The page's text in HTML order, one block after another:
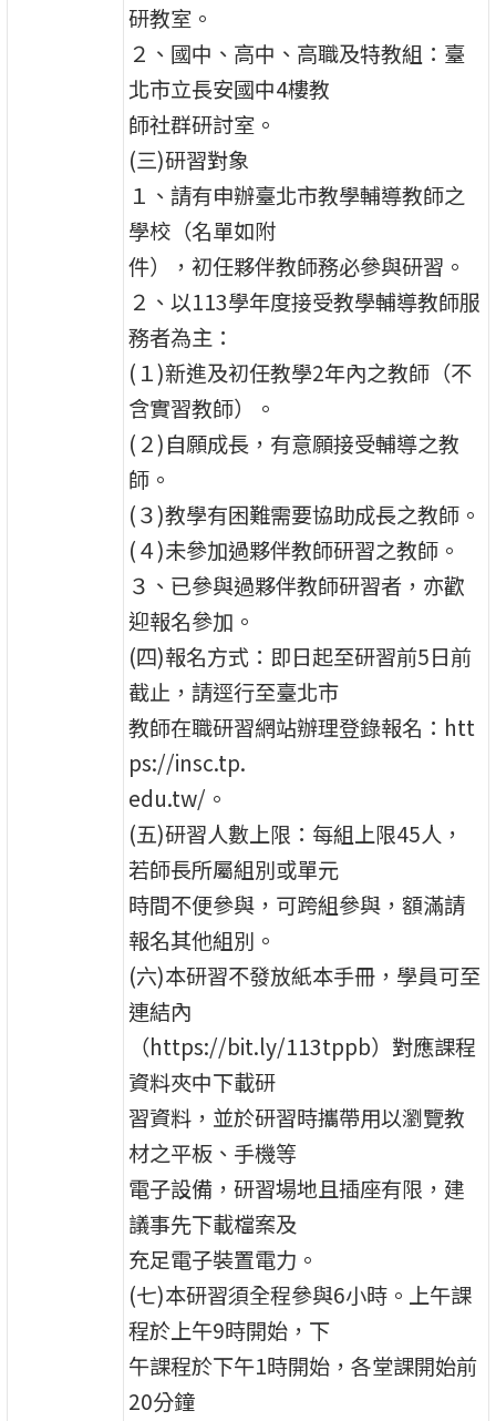
研教室。
２、國中、高中、高職及特教組：臺
北市立長安國中4樓教
師社群研討室。
(三)研習對象
１、請有申辦臺北市教學輔導教師之
學校（名單如附
件），初任夥伴教師務必參與研習。
２、以113學年度接受教學輔導教師服
務者為主：
(１)新進及初任教學2年內之教師（不
含實習教師）。
(２)自願成長，有意願接受輔導之教
師。
(３)教學有困難需要協助成長之教師。
(４)未參加過夥伴教師研習之教師。
３、已參與過夥伴教師研習者，亦歡
迎報名參加。
(四)報名方式：即日起至研習前5日前
截止，請逕行至臺北市
教師在職研習網站辦理登錄報名：htt
ps://insc.tp.
edu.tw/。
(五)研習人數上限：每組上限45人，
若師長所屬組別或單元
時間不便參與，可跨組參與，額滿請
報名其他組別。
(六)本研習不發放紙本手冊，學員可至
連結內
（https://bit.ly/113tppb）對應課程
資料夾中下載研
習資料，並於研習時攜帶用以瀏覽教
材之平板、手機等
電子設備，研習場地且插座有限，建
議事先下載檔案及
充足電子裝置電力。
(七)本研習須全程參與6小時。上午課
程於上午9時開始，下
午課程於下午1時開始，各堂課開始前
20分鐘